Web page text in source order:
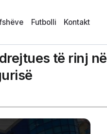
Futbolli Kontakt
të rinj në